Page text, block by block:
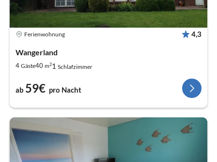
Ferienwohnung 4,3
Wangerland
4 Gäste40 m21 Schlafzimmer
ab 59€ pro Nacht